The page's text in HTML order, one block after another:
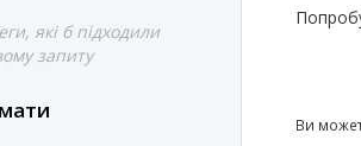
які б підходили
запиту
Ви